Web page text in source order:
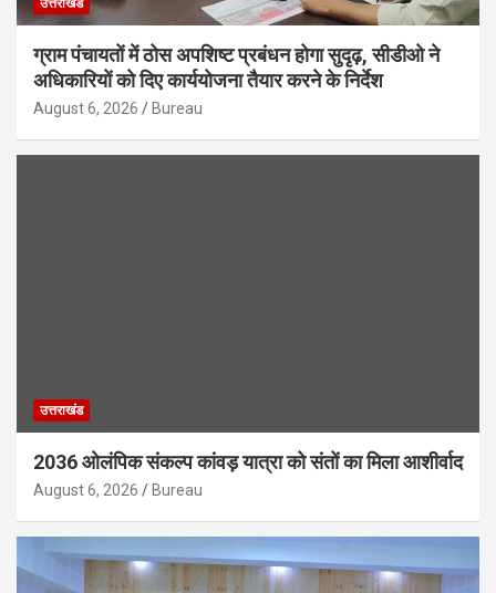
उत्तराखंड
ग्राम पंचायतों में ठोस अपशिष्ट प्रबंधन होगा सुदृढ़, सीडीओ ने
अधिकारियों को दिए कार्ययोजना तैयार करने के निर्देश
August 6, 2026 Bureau
उत्तराखंड
2036 ओलंपिक संकल्प कांवड़ यात्रा को संतों का मिला आशीर्वाद
August 6, 2026 Bureau